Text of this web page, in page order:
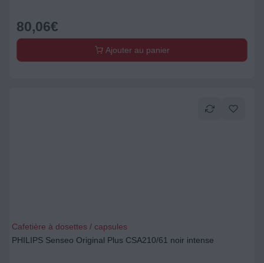
80,06€
Ajouter au panier
Cafetière à dosettes / capsules
PHILIPS Senseo Original Plus CSA210/61 noir intense